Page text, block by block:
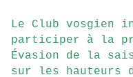
Le Club vosgien
participer à la
Évasion de la
sur les hauteurs